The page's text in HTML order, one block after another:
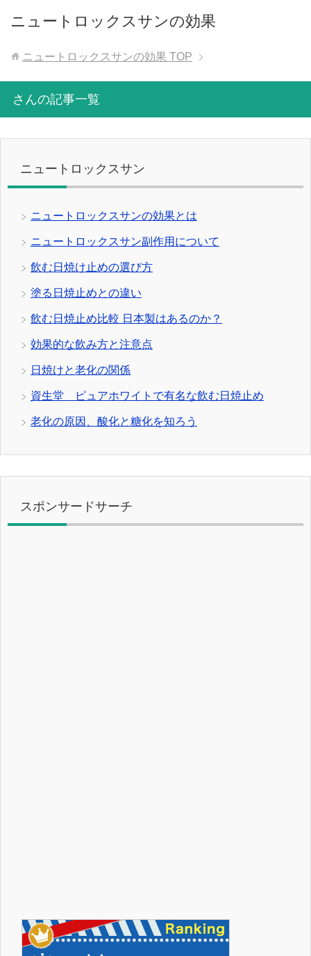
ニュートロックスサンの効果
ニュートロックスサンの効果 TOP
さんの記事一覧
ニュートロックスサン
ニュートロックスサンの効果とは
ニュートロックスサン副作用について
飲む日焼け止めの選び方
塗る日焼止めとの違い
飲む日焼止め比較 日本製はあるのか？
効果的な飲み方と注意点
日焼けと老化の関係
資生堂 ピュアホワイトで有名な飲む日焼止め
老化の原因、酸化と糖化を知ろう
スポンサードサーチ